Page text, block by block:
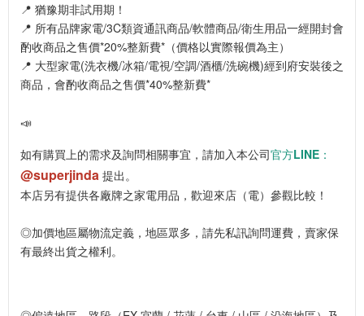
📍 猶豫期非試用期！
📍 所有品牌家電/3C類資通訊商品/軟體商品/衛生用品一經開封會
酌收商品之售價*20%整新費*（價格以實際報價為主）
📍 大型家電(洗衣機/冰箱/電視/空調/酒櫃/洗碗機)經到府安裝後之
商品，會酌收商品之售價*40%整新費*
📣
如有購買上的需求及詢問相關事宜，請加入本公司官方LINE：
@superjinda 提出。
本店另有提供各廠牌之家電用品，歡迎來店（電）參觀比較！
◎加價地區屬物流定義，地區眾多，請先私訊詢問運費，賣家保
有最終出貨之權利。